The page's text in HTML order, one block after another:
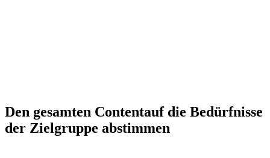
Den gesamten Contentauf die Bedürfnisse
der Zielgruppe abstimmen